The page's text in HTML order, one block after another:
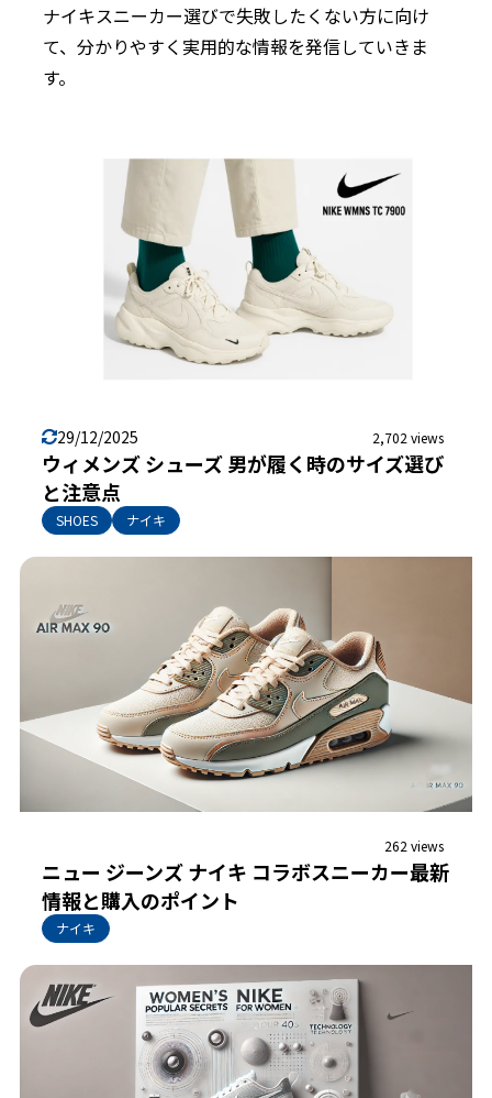
ナイキスニーカー選びで失敗したくない方に向け
て、分かりやすく実用的な情報を発信していきま
す。
29/12/2025 2,702 views
ウィメンズ シューズ 男が履く時のサイズ選び
と注意点
SHOES ナイキ
262 views
ニュー ジーンズ ナイキ コラボスニーカー最新
情報と購入のポイント
ナイキ